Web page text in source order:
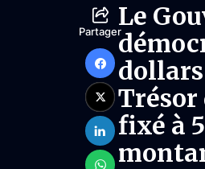
PartagerLe
Trésor
fixé à